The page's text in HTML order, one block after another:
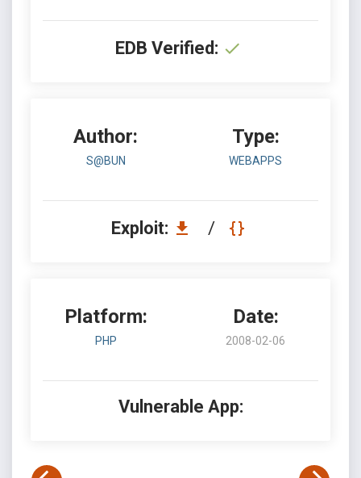
EDB Verified:
Author:
S@BUN
Type:
WEBAPPS
Exploit: /
Platform:
PHP
Date:
2008-02-06
Vulnerable App: